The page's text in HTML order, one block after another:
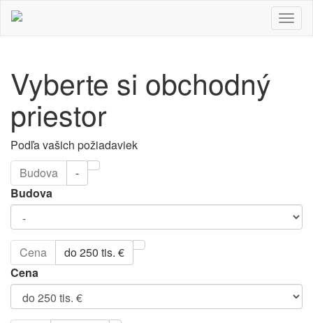
Vyberte si obchodný
priestor
Podľa vašich požiadaviek
Budova
-
Budova
Cena
do 250 tis. €
Cena